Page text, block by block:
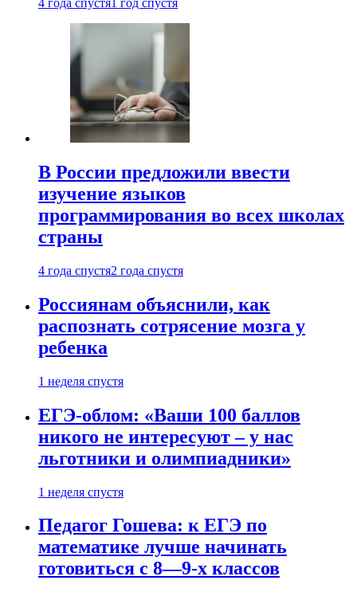
4 года спустя 1 год спустя
В России предложили ввести
изучение языков
программирования во всех школах
страны
4 года спустя2 года спустя
Россиянам объяснили, как
распознать сотрясение мозга у
ребенка
1 неделя спустя
ЕГЭ-облом: «Ваши 100 баллов
никого не интересуют – у нас
льготники и олимпиадники»
1 неделя спустя
Педагог Гошева: к ЕГЭ по
математике лучше начинать
готовиться с 8—9-х классов